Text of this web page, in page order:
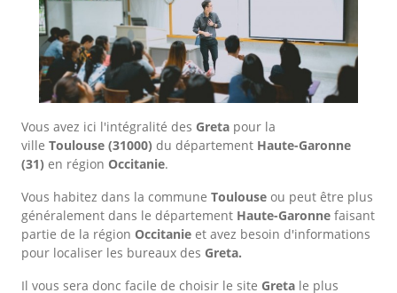
Vous avez ici l'intégralité des Greta pour la
ville Toulouse (31000) du département Haute-Garonne
(31) en région Occitanie.
Vous habitez dans la commune Toulouse ou peut être plus
généralement dans le département Haute-Garonne faisant
partie de la région Occitanie et avez besoin d'informations
pour localiser les bureaux des Greta.
Il vous sera donc facile de choisir le site Greta le plus